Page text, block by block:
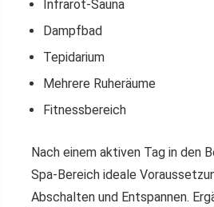
Infrarot-Sauna
Dampfbad
Tepidarium
Mehrere Ruheräume
Fitnessbereich
Nach einem aktiven Tag in den
Spa-Bereich ideale
Abschalten und Entspannen.